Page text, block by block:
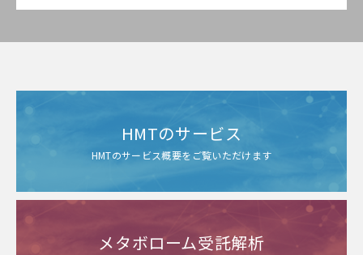
HMTのサービス
HMTのサービス概要をご覧いただけます
メタボローム受託解析